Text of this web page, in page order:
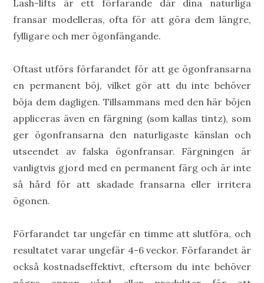
Lash-lifts är ett förfarande där dina naturliga
fransar modelleras, ofta för att göra dem längre,
fylligare och mer ögonfängande.
Oftast utförs förfarandet för att ge ögonfransarna
en permanent böj, vilket gör att du inte behöver
böja dem dagligen. Tillsammans med den här böjen
appliceras även en färgning (som kallas tintz), som
ger ögonfransarna den naturligaste känslan och
utseendet av falska ögonfransar. Färgningen är
vanligtvis gjord med en permanent färg och är inte
så hård för att skadade fransarna eller irritera
ögonen.
Förfarandet tar ungefär en timme att slutföra, och
resultatet varar ungefär 4-6 veckor. Förfarandet är
också kostnadseffektivt, eftersom du inte behöver